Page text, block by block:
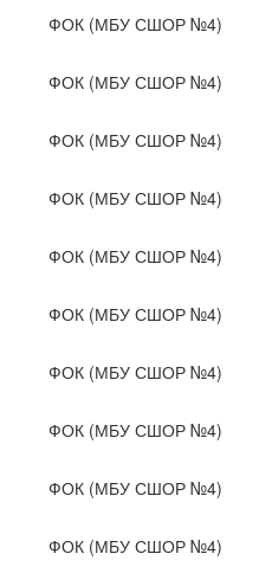
ФОК (МБУ СШОР №4)
ФОК (МБУ СШОР №4)
ФОК (МБУ СШОР №4)
ФОК (МБУ СШОР №4)
ФОК (МБУ СШОР №4)
ФОК (МБУ СШОР №4)
ФОК (МБУ СШОР №4)
ФОК (МБУ СШОР №4)
ФОК (МБУ СШОР №4)
ФОК (МБУ СШОР №4)